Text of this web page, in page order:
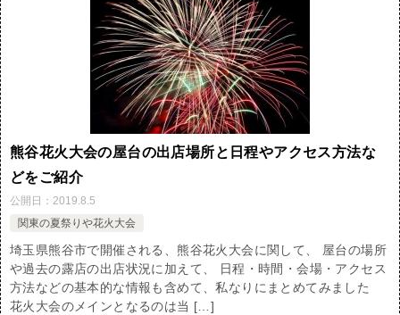
熊谷花火大会の屋台の出店場所と日程やアクセス方法な
どをご紹介
公開日： 2019.8.5
関東の夏祭りや花火大会
埼玉県熊谷市で開催される、熊谷花火大会に関して、 屋台の場所
や過去の露店の出店状況に加えて、 日程・時間・会場・アクセス
方法などの基本的な情報も含めて、私なりにまとめてみました
花火大会のメインとなるのは当 […]